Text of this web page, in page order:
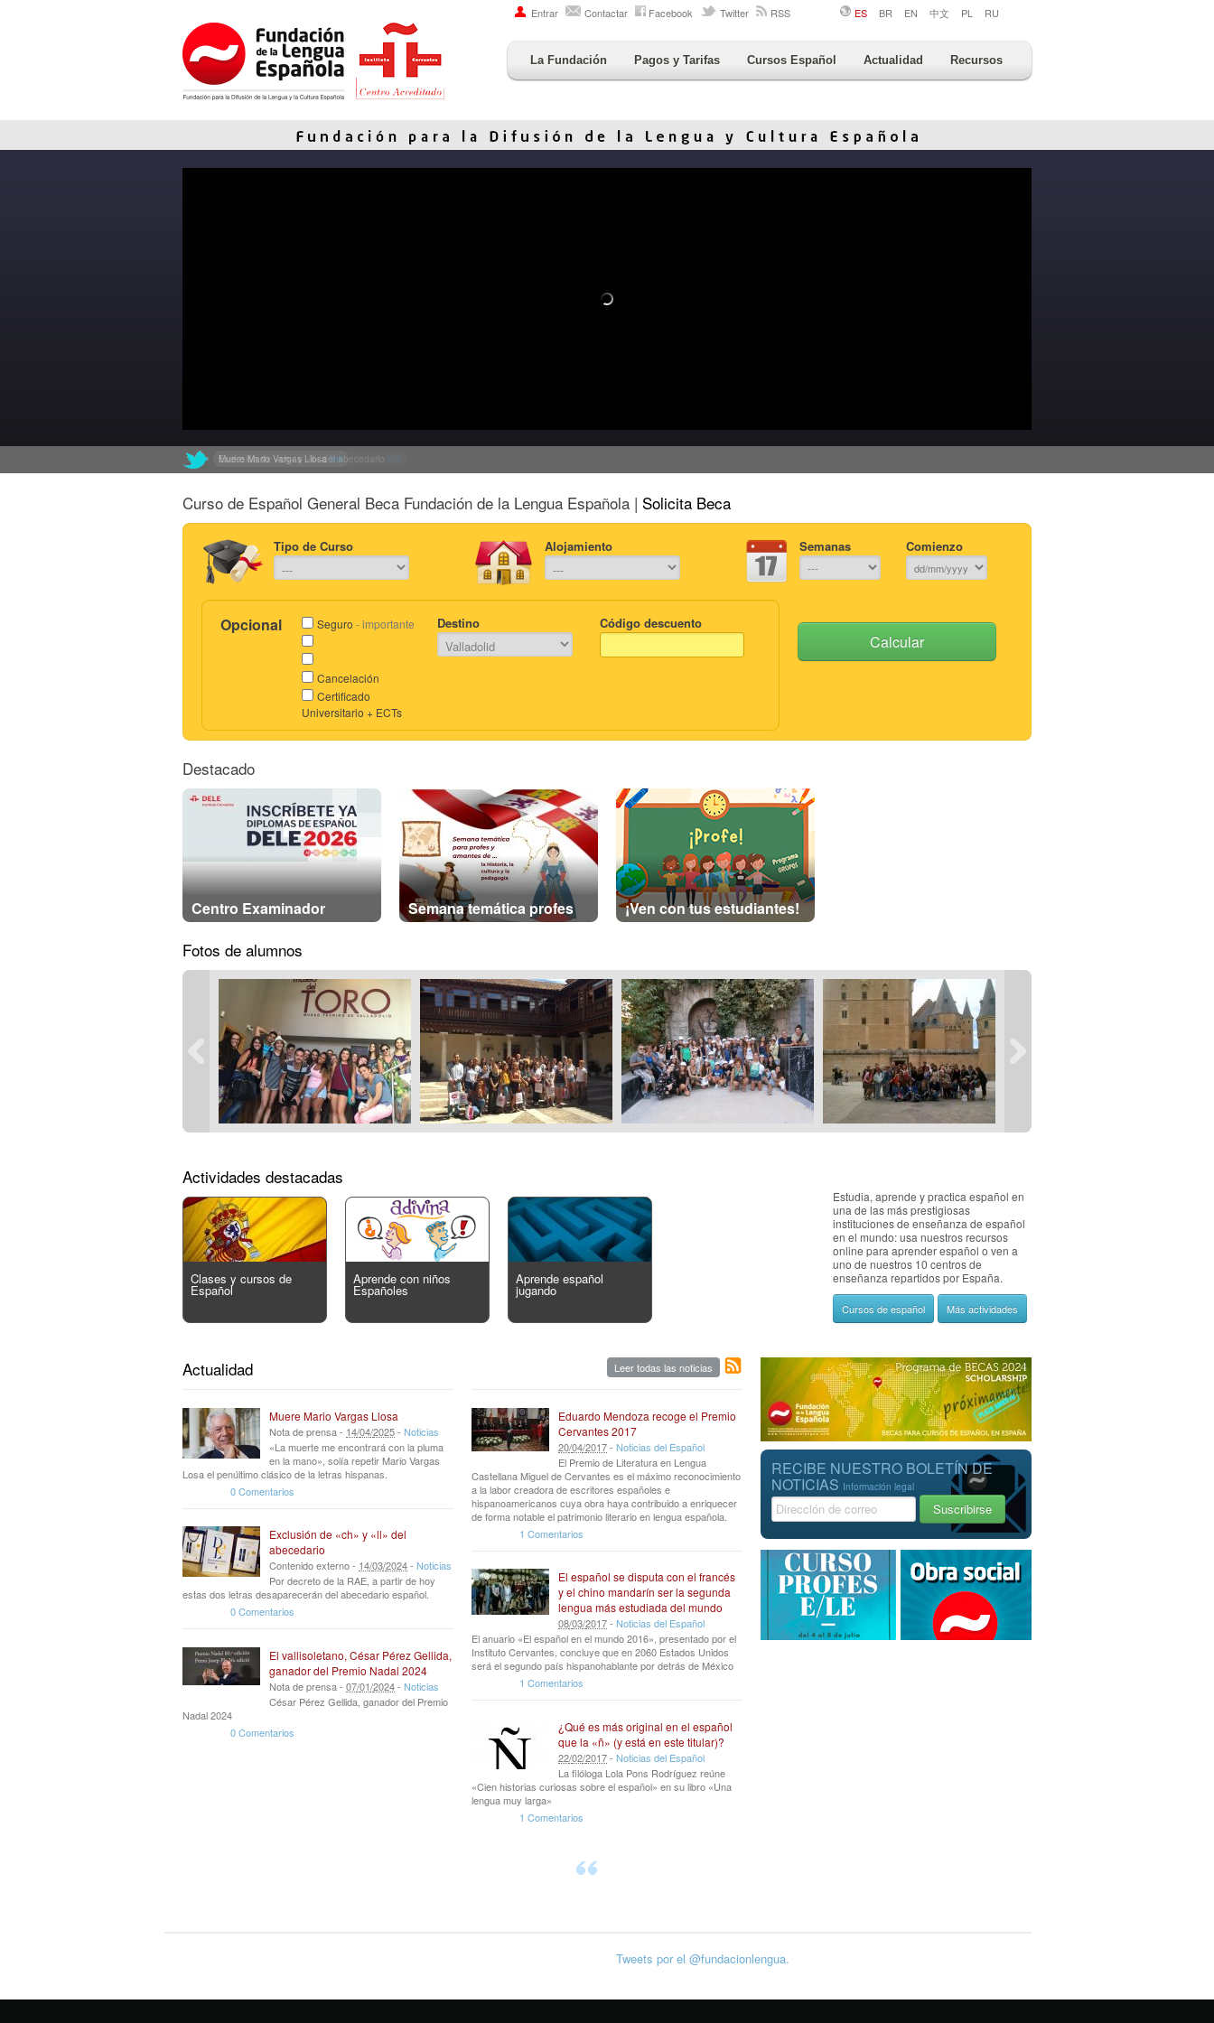
Entrar Contactar Facebook Twitter RSS ES BR EN 中文 PL RU
La Fundación Pagos y Tarifas Cursos Español Actualidad Recursos
Muere Mario Vargas Llosa link
Exclusión de «ch» y «ll» del abecedario
Curso de Español General Beca Fundación de la Lengua Española | Solicita Beca
Tipo de Curso Alojamiento Semanas Comienzo
Opcional Seguro - importante
Cancelación
Certificado
Universitario + ECTs
Destino Código descuento
Calcular
Destacado
Centro Examinador Semana temática profes ¡Ven con tus estudiantes!
Fotos de alumnos
Actividades destacadas
Clases y cursos de
Español
Aprende con niños
Españoles
Aprende español
jugando
Estudia, aprende y practica español en
una de las más prestigiosas
instituciones de enseñanza de español
en el mundo: usa nuestros recursos
online para aprender español o ven a
uno de nuestros 10 centros de
enseñanza repartidos por España.
Cursos de español Más actividades
Leer todas las noticias
Actualidad
Muere Mario Vargas Llosa
Nota de prensa - 14/04/2025- Noticias
«La muerte me encontrará con la pluma
en la mano», solía repetir Mario Vargas
Losa el penúltimo clásico de la letras hispanas.
0 Comentarios
Exclusión de «ch» y «ll» del
abecedario
Contenido externo - 14/03/2024- Noticias
Por decreto de la RAE, a partir de hoy
estas dos letras desaparecerán del abecedario español.
0 Comentarios
El vallisoletano, César Pérez Gellida,
ganador del Premio Nadal 2024
Nota de prensa - 07/01/2024- Noticias
César Pérez Gellida, ganador del Premio
Nadal 2024
0 Comentarios
Eduardo Mendoza recoge el Premio
Cervantes 2017
20/04/2017- Noticias del Español
El Premio de Literatura en Lengua
Castellana Miguel de Cervantes es el máximo reconocimiento
a la labor creadora de escritores españoles e
hispanoamericanos cuya obra haya contribuido a enriquecer
de forma notable el patrimonio literario en lengua española.
1 Comentarios
El español se disputa con el francés
y el chino mandarín ser la segunda
lengua más estudiada del mundo
08/03/2017- Noticias del Español
El anuario «El español en el mundo 2016», presentado por el
Instituto Cervantes, concluye que en 2060 Estados Unidos
será el segundo país hispanohablante por detrás de México
1 Comentarios
¿Qué es más original en el español
que la «ñ» (y está en este titular)?
22/02/2017- Noticias del Español
La filóloga Lola Pons Rodríguez reúne
«Cien historias curiosas sobre el español» en su libro «Una
lengua muy larga»
1 Comentarios
RECIBE NUESTRO BOLETÍN DE
NOTICIAS Información legal
Tweets por el @fundacionlengua.